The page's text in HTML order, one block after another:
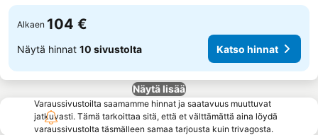
Alkaen 104 €
Näytä hinnat 10 sivustolta Katso hinnat
Näytä lisää
Varaussivustoilta saamamme hinnat ja saatavuus muuttuvat
jatkuvasti. Tämä tarkoittaa sitä, että et välttämättä aina löydä
varaussivustolta täsmälleen samaa tarjousta kuin trivagosta.